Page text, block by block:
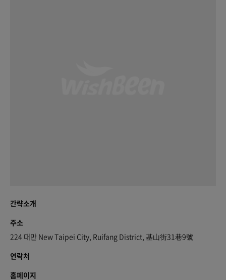
간략소개
주소
224 대만 New Taipei City, Ruifang District, 基山街31巷9號
연락처
홈페이지